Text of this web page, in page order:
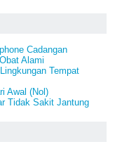
Cadangan
Alami
Tempat
Awal (Nol)
Tidak Sakit Jantung